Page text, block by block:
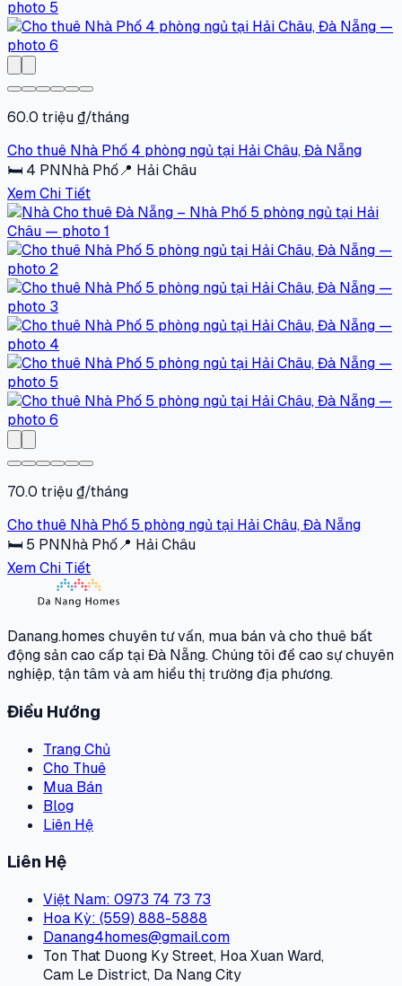
60.0 triệu ₫/tháng
Cho thuê Nhà Phố 4 phòng ngủ tại Hải Châu, Đà Nẵng
🛏 4 PNNhà Phố📍 Hải Châu
Xem Chi Tiết
70.0 triệu ₫/tháng
Cho thuê Nhà Phố 5 phòng ngủ tại Hải Châu, Đà Nẵng
🛏 5 PNNhà Phố📍 Hải Châu
Xem Chi Tiết
Danang.homes chuyên tư vấn, mua bán và cho thuê bất
động sản cao cấp tại Đà Nẵng. Chúng tôi đề cao sự chuyên
nghiệp, tận tâm và am hiểu thị trường địa phương.
Điều Hướng
Trang Chủ
Cho Thuê
Mua Bán
Blog
Liên Hệ
Liên Hệ
Việt Nam: 0973 74 73 73
Hoa Kỳ: (559) 888-5888
Danang4homes@gmail.com
Ton That Duong Ky Street, Hoa Xuan Ward,
Cam Le District, Da Nang City